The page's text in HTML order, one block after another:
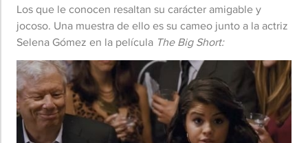
Los que le conocen resaltan su carácter amigable y
jocoso. Una muestra de ello es su cameo junto a la actriz
Selena Gómez en la película The Big Short: